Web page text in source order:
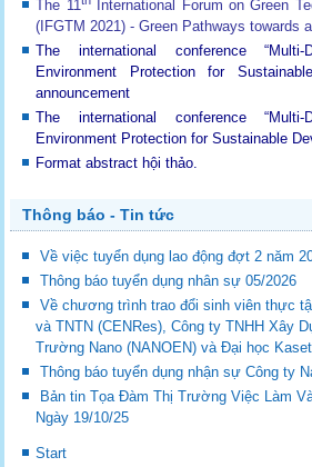
The 11 International Forum on Green
(IFGTM 2021) - Green Pathways towards
The international conference
Environment Protection for
announcement
The international conference
Environment Protection for Sustainable
Format abstract hội thảo.
Thông báo - Tin tức
Về việc tuyển dụng lao động đợt 2 năm
Thông báo tuyển dụng nhân sự 05/2026
Về chương trình trao đổi sinh viên thực
và TNTN (CENRes), Công ty TNHH Xây
Trường Nano (NANOEN) và Đại học
Thông báo tuyển dụng nhận sự Công ty
Bản tin Tọa Đàm Thị Trường Việc Làm
Ngày 19/10/25
Start